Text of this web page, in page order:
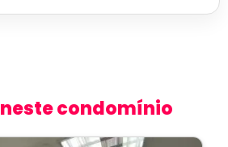
neste condomínio